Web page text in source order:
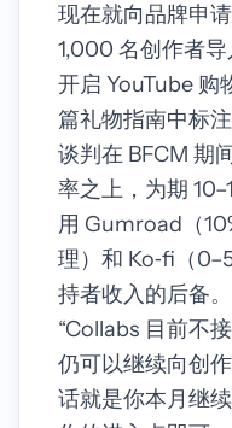
现在就向品牌申
1,000 名创作者导
开启 YouTube 购
篇礼物指南中标
谈判在 BFCM 期
率之上，为期
用 Gumroad（
理）和 Ko‑fi（
持者收入的后备。
“Collabs 目前不
仍可以继续向创
话就是你本月继